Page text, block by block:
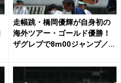
走幅跳・橋岡優輝が自身初の
海外ツアー・ゴールド優勝！
ザグレブで8m00ジャンプ／...